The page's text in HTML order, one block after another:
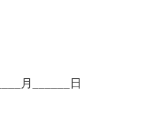
月______日